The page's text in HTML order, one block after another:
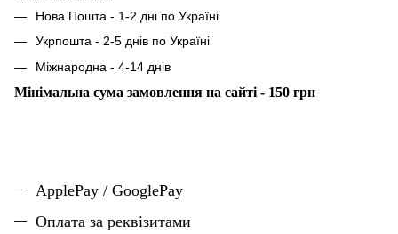
Нова Пошта - 1-2 дні по Україні
Укрпошта - 2-5 днів по Україні
Міжнародна - 4-14 днів
Мінімальна сума замовлення на сайті - 150 грн
ApplePay / GooglePay
Оплата за реквізитами